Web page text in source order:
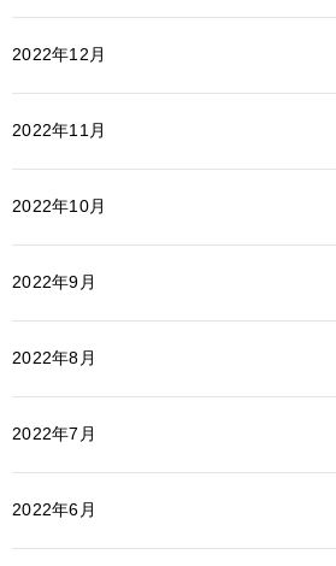
2022年12月
2022年11月
2022年10月
2022年9月
2022年8月
2022年7月
2022年6月